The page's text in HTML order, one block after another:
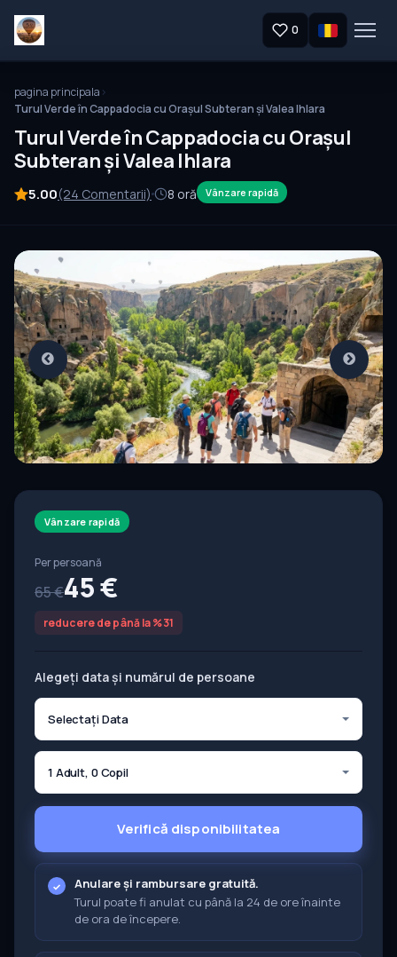
0
pagina principala
Turul Verde în Cappadocia cu Orașul Subteran și Valea Ihlara
Turul Verde în Cappadocia cu Orașul
Subteran și Valea Ihlara
5.00(24 Comentarii) 8 oră Vânzare rapidă
Vânzare rapidă
Per persoană
65 €45 €
reducere de până la %31
Alegeți data și numărul de persoane
Selectați Data
1 Adult, 0 Copil
Verifică disponibilitatea
Anulare și rambursare gratuită.
Turul poate fi anulat cu până la 24 de ore înainte
de ora de începere.